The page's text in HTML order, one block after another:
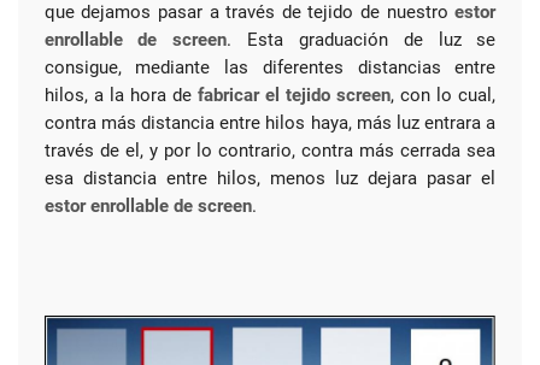
que dejamos pasar a través de tejido de nuestroestor
enrollable de screen. Esta graduación de luz se
consigue, mediante las diferentes distancias entre
hilos, a la hora de fabricar el tejido screen, con lo cual,
contra más distancia entre hilos haya, más luz entrara a
través de el, y por lo contrario, contra más cerrada sea
esa distancia entre hilos, menos luz dejara pasar el
estor enrollable de screen.